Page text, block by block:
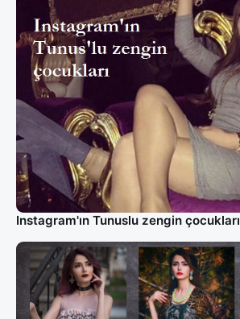
Instagram'ın Tunuslu zengin çocukları